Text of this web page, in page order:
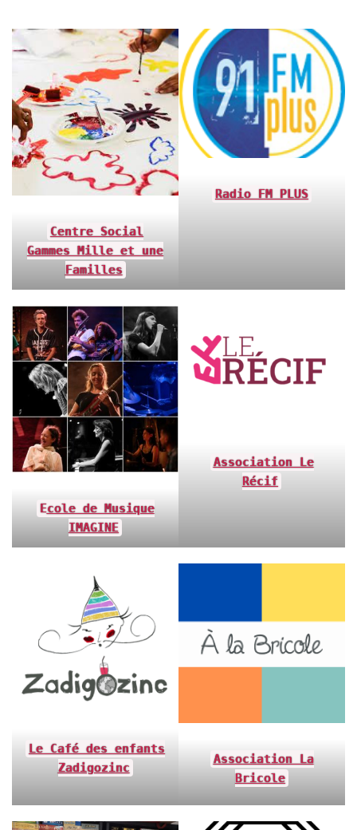
Centre Social
Gammes Mille et une
Familles
Radio FM PLUS
Ecole de Musique
IMAGINE
Association Le
Récif
Le Café des enfants
Zadigozinc
Association La
Bricole